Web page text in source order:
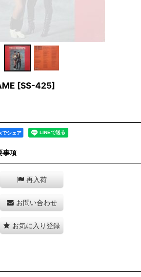
[SS-425]
シェア
事項
再入荷
お問い合わせ
お気に入り登録